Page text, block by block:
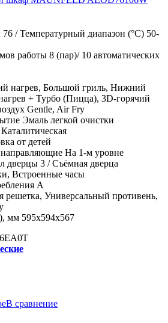
/ Температурный диапазон (°C) 50-
работы 8 (пар)/ 10 автоматических
нагрев, Большой гриль, Нижний
+ Турбо (Пицца), 3D-горячий
Gentle, Air Fry
Эмаль легкой очистки
от детей
направляющие На 1-м уровне
дверцы 3 / Съёмная дверца
Встроенные часы
A
решетка, Универсальный противень,
мм 595x594x567
В сравнение